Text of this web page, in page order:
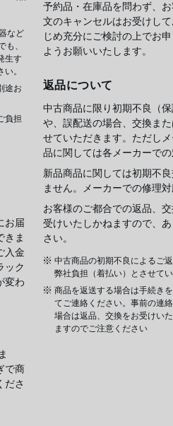
など
、
生す
。
途お
負担
お届
きま
入金
ック
変わ
で商
ださ
予約品・在庫品を問わず、
文のキャンセルはお受けし
じめ充分にご検討の上でお
ようお願いいたします。
返品について
中古商品に限り初期不良（保
や、誤配送の場合、交換ま
せていただきます。ただし
品に関しては各メーカーでの
新品商品に関しては初期不
ません。メーカーでの修理対
お客様のご都合での返品、
受けいたしかねますので、
さい。
中古商品の初期不良によるご
弊社負担（着払い）とさせてい
商品を返送する場合は手続き
てご連絡ください。事前の連
場合は返品、交換をお受けい
ますのでご注意ください